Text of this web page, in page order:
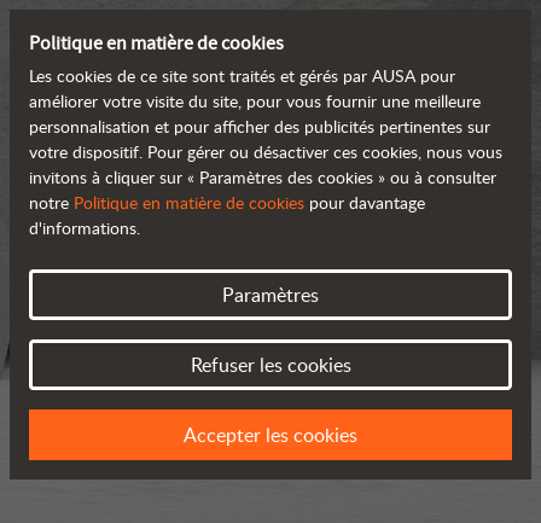
Politique en matière de cookies
Les cookies de ce site sont traités et gérés par AUSA pour
améliorer votre visite du site, pour vous fournir une meilleure
personnalisation et pour afficher des publicités pertinentes sur
votre dispositif. Pour gérer ou désactiver ces cookies, nous vous
invitons à cliquer sur « Paramètres des cookies » ou à consulter
notre Politique en matière de cookies pour davantage
d'informations.
Paramètres
Refuser les cookies
Accepter les cookies